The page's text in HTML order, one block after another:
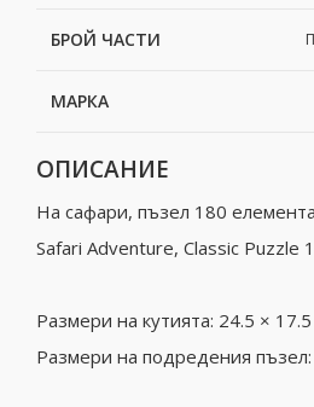
БРОЙ ЧАСТИ
МАРКА
ОПИСАНИЕ
На сафари, пъзел 180
Safari Adventure, Classic Puzzle
Размери на кутията: 24.5 ×
Размери на подредения